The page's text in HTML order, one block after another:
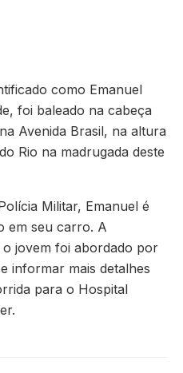
como Emanuel
foi baleado na cabeça
Avenida Brasil, na altura
Rio na madrugada deste
Militar, Emanuel é
em seu carro. A
jovem foi abordado por
informar mais detalhes
para o Hospital